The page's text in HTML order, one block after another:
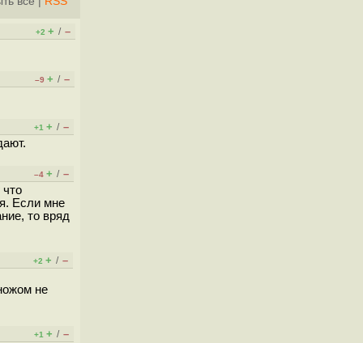
+2 + / –
–9 + / –
+1 + / –
–4 + / –
Если мне
то вряд
+2 + / –
не
+1 + / –